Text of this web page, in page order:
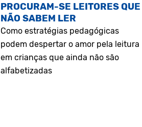
PROCURAM-SE LEITORES QUE
NÃO SABEM LER
Como estratégias pedagógicas
podem despertar o amor pela leitura
em crianças que ainda não são
alfabetizadas